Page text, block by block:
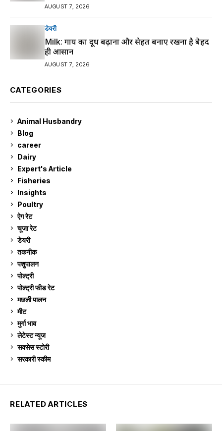
AUGUST 7, 2026
डेयरी
Milk: गाय का दूध बढ़ाना और सेहत बनाए रखना है बेहद
ही आसान
AUGUST 7, 2026
CATEGORIES
Animal Husbandry
Blog
career
Dairy
Expert's Article
Fisheries
Insights
Poultry
ऐग रेट
चूजा रेट
डेयरी
तकनीक
पशुपालन
पोल्ट्री
पोल्ट्री फीड रेट
मछली पालन
मीट
मुर्गा भाव
लेटेस्ट न्यूज
सक्सेस स्टो‍री
सरकारी स्की‍म
RELATED ARTICLES